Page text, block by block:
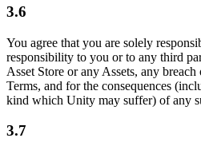
3.6
You agree that you are solely
responsibility to you or to any third
Asset Store or any Assets, any
Terms, and for the consequences
kind which Unity may suffer) of any
3.7